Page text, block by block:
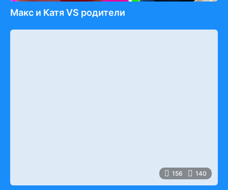
Макс и Катя VS родители
156 140